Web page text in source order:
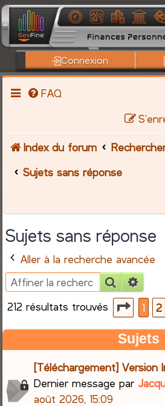
Connexion
FAQ
Index du forum
Sujets sans réponse
Sujets sans réponse
Aller à la recherche avancée
212 résultats trouvés
Page1
1 2
Sujets
[Téléchargement] Version
Dernier message par
août 2026, 15:09